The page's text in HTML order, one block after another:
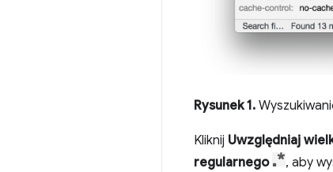
Rysunek 1.
Kliknij Uwzględniaj
regularnego
, aby